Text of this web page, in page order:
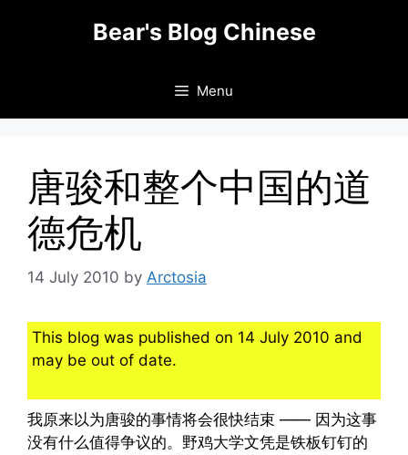
Bear's Blog Chinese
Menu
唐骏和整个中国的道
德危机
14 July 2010 by Arctosia
This blog was published on 14 July 2010 and
may be out of date.
我原来以为唐骏的事情将会很快结束 —— 因为这事
没有什么值得争议的。野鸡大学文凭是铁板钉钉的